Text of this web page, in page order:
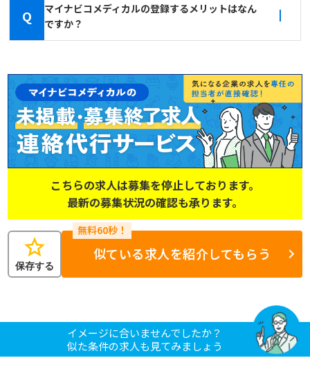
Q
マイナビコメディカルの登録するメリットはなん
ですか？
こちらの求人は募集を停止しております。
最新の募集状況の確認も承ります。
star
保存する
似ている求人を紹介してもらう
イメージに合いませんでしたか？
似た条件の求人も見てみましょう